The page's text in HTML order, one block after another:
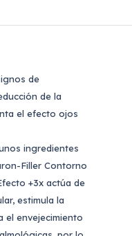
de
de la
el efecto ojos
ingredientes
Filler Contorno
+3x actúa de
estimula la
el envejecimiento